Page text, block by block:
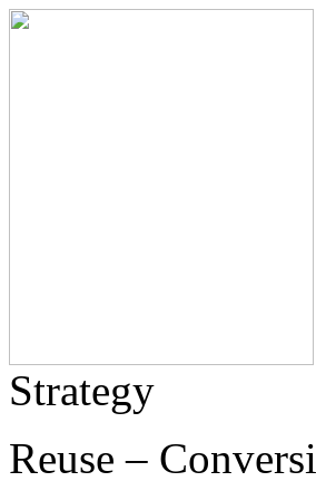
Strategy
Reuse –